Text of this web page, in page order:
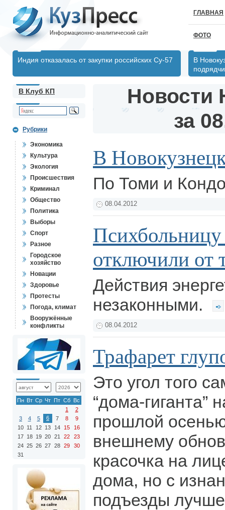
ГЛАВНАЯ
ФОТО
Индия отказалась от закупки российских Су-57
В
В Клуб КП
Рубрики
Экономика
Культура
Экология
Происшествия
Криминал
Общество
Политика
Выборы
Спорт
Разное
Городское
хозяйство
Новации
Здоровье
Протесты
Погода, климат
Вооружённые
конфликты
Пн Вт Ср Чт Пт Сб Вс
1
2
3
4 5 6 7 8
9
10 11 12 13 14 15
16
17 18 19 20 21 22
23
24 25 26 27 28 29
30
31
Новости
за
В
По Томи и
08.04.2012
Психбольницу
отключили от
Действия
незаконными.
08.04.2012
Трафарет
Это угол того
“дома-гиганта”
прошлой
внешнему
красочка на
дома, но с
подъезды